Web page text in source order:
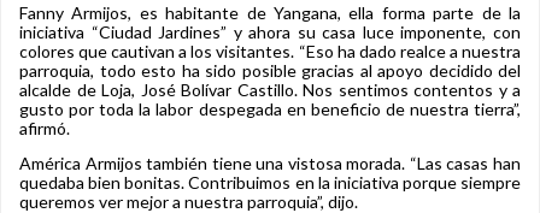
Fanny Armijos, es habitante de Yangana, ella forma parte de la
iniciativa “Ciudad Jardines” y ahora su casa luce imponente, con
colores que cautivan a los visitantes. “Eso ha dado realce a nuestra
parroquia, todo esto ha sido posible gracias al apoyo decidido del
alcalde de Loja, José Bolívar Castillo. Nos sentimos contentos y a
gusto por toda la labor despegada en beneficio de nuestra tierra”,
afirmó.
América Armijos también tiene una vistosa morada. “Las casas han
quedaba bien bonitas. Contribuimos en la iniciativa porque siempre
queremos ver mejor a nuestra parroquia”, dijo.